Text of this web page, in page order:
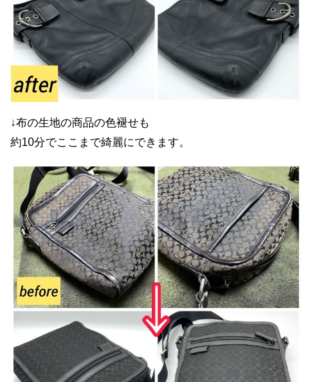
↓布の生地の商品の色褪せも
約10分でここまで綺麗にできます。